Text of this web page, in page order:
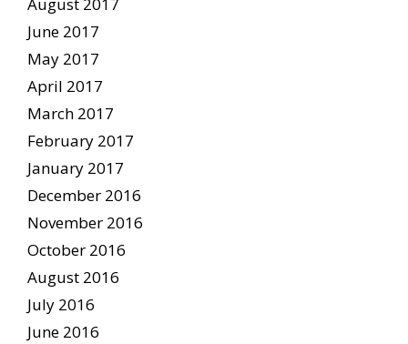
August 2017
June 2017
May 2017
April 2017
March 2017
February 2017
January 2017
December 2016
November 2016
October 2016
August 2016
July 2016
June 2016